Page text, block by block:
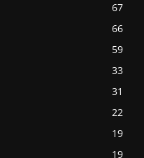
67
66
59
33
31
22
19
19